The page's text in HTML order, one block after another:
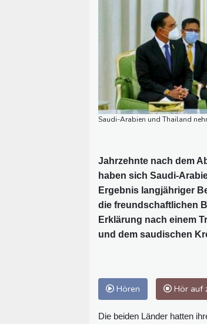
Saudi-Arabien und Thailand
Jahrzehnte nach dem
haben sich Saudi-
Ergebnis langjähriger
die freundschaftlichen
Erklärung nach einem
und dem saudischen
Hören Hör auf
Die beiden Länder hatten